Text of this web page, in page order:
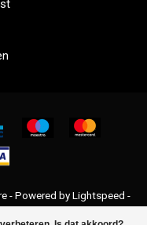
- Powered byLightspeed -